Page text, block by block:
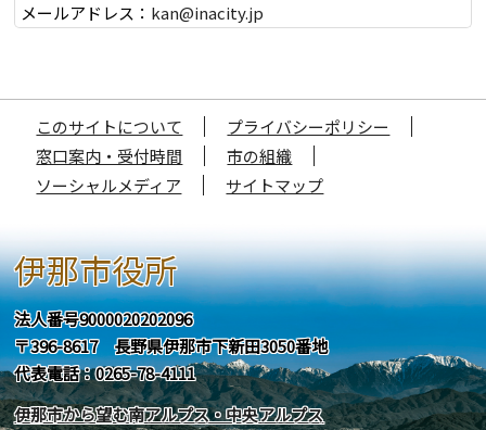
メールアドレス： kan@inacity.jp
このサイトについて
プライバシーポリシー
窓口案内・受付時間
市の組織
ソーシャルメディア
サイトマップ
伊那市役所
法人番号9000020202096
〒396-8617 長野県伊那市下新田3050番地
代表電話：0265-78-4111
伊那市から望む南アルプス・中央アルプス